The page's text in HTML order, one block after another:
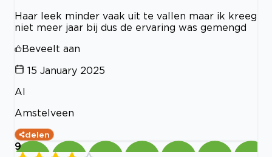
Haar leek minder vaak uit te vallen maar ik kreeg
niet meer jaar bij dus de ervaring was gemengd
Beveelt aan
15 January 2025
Al
Amstelveen
delen
9